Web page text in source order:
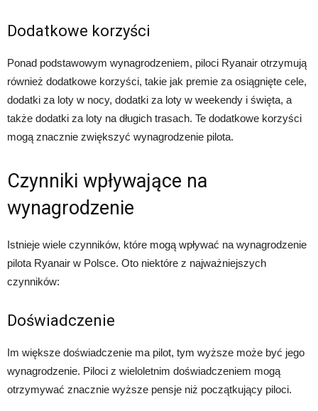
Dodatkowe korzyści
Ponad podstawowym wynagrodzeniem, piloci Ryanair otrzymują
również dodatkowe korzyści, takie jak premie za osiągnięte cele,
dodatki za loty w nocy, dodatki za loty w weekendy i święta, a
także dodatki za loty na długich trasach. Te dodatkowe korzyści
mogą znacznie zwiększyć wynagrodzenie pilota.
Czynniki wpływające na
wynagrodzenie
Istnieje wiele czynników, które mogą wpływać na wynagrodzenie
pilota Ryanair w Polsce. Oto niektóre z najważniejszych
czynników:
Doświadczenie
Im większe doświadczenie ma pilot, tym wyższe może być jego
wynagrodzenie. Piloci z wieloletnim doświadczeniem mogą
otrzymywać znacznie wyższe pensje niż początkujący piloci.